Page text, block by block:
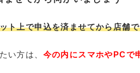
ト上で申込を済ませてから店舗
い方は、 今の内にスマホやPCで